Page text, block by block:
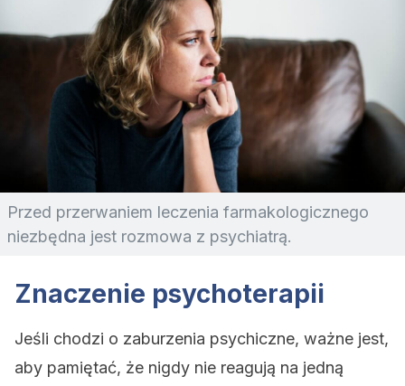
Przed przerwaniem leczenia farmakologicznego
niezbędna jest rozmowa z psychiatrą.
Znaczenie psychoterapii
Jeśli chodzi o zaburzenia psychiczne, ważne jest,
aby pamiętać, że nigdy nie reagują na jedną